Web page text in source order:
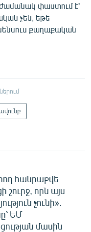
ժամանակ փաստում է՝
չեն, եթե
քաղաքական
հանրաքվե
շուրջ, որն այս
չունի»․
ԵՄ
մասին